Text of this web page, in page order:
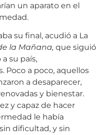
un aparato en el
su final, acudió a La
la Mañana, que siguió
su país,
Poco a poco, aquellos
a desaparecer,
y bienestar.
y capaz de hacer
le había
dificultad, y sin